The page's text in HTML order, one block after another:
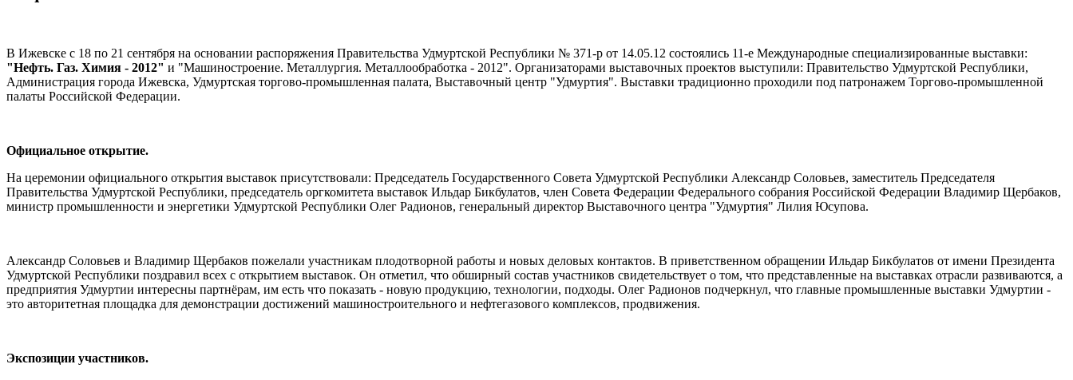
В Ижевске с 18 по 21 сентября на основании распоряжения Правительства Удмуртской Республики № 371-р от 14.05.12 состоялись 11-е Международные специализированные выставки:
"Нефть. Газ. Химия - 2012" и "Машиностроение. Металлургия. Металлообработка - 2012". Организаторами выставочных проектов выступили: Правительство Удмуртской Республики,
Администрация города Ижевска, Удмуртская торгово-промышленная палата, Выставочный центр "Удмуртия". Выставки традиционно проходили под патронажем Торгово-промышленной
палаты Российской Федерации.
Официальное открытие.
На церемонии официального открытия выставок присутствовали: Председатель Государственного Совета Удмуртской Республики Александр Соловьев, заместитель Председателя
Правительства Удмуртской Республики, председатель оргкомитета выставок Ильдар Бикбулатов, член Совета Федерации Федерального собрания Российской Федерации Владимир Щербаков,
министр промышленности и энергетики Удмуртской Республики Олег Радионов, генеральный директор Выставочного центра "Удмуртия" Лилия Юсупова.
Александр Соловьев и Владимир Щербаков пожелали участникам плодотворной работы и новых деловых контактов. В приветственном обращении Ильдар Бикбулатов от имени Президента
Удмуртской Республики поздравил всех с открытием выставок. Он отметил, что обширный состав участников свидетельствует о том, что представленные на выставках отрасли развиваются, а
предприятия Удмуртии интересны партнёрам, им есть что показать - новую продукцию, технологии, подходы. Олег Радионов подчеркнул, что главные промышленные выставки Удмуртии -
это авторитетная площадка для демонстрации достижений машиностроительного и нефтегазового комплексов, продвижения.
Экспозиции участников.